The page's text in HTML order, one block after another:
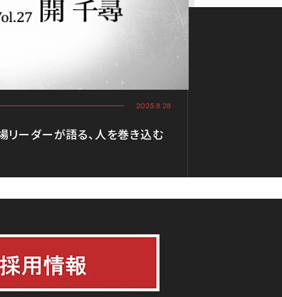
2025.8.28
リーダーが語る、人を巻き込む